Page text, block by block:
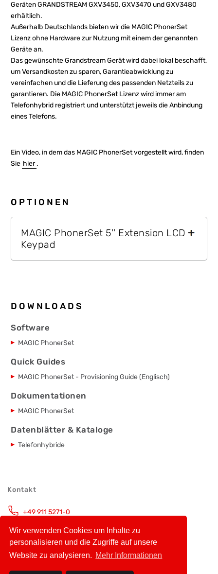
Wir verwenden Cookies um Inhalte zu
personalisieren und die Zugriffe auf unsere
Website zu analysieren. Mehr Informationen
Geräten GRANDSTREAM GXV3450, GXV3470 und GXV3480
erhältlich.
Außerhalb Deutschlands bieten wir die MAGIC PhonerSet
Lizenz ohne Hardware zur Nutzung mit einem der genannten
Geräte an.
Das gewünschte Grandstream Gerät wird dabei lokal beschafft,
um Versandkosten zu sparen, Garantieabwicklung zu
vereinfachen und die Lieferung des passenden Netzteils zu
garantieren. Die MAGIC PhonerSet Lizenz wird immer am
Telefonhybrid registriert und unterstützt jeweils die Anbindung
eines Telefons.
Ein Video, in dem das MAGIC PhonerSet vorgestellt wird, finden
Sie hier .
OPTIONEN
MAGIC PhonerSet 5'' Extension LCD
Keypad
DOWNLOADS
Software
MAGIC PhonerSet
Quick Guides
MAGIC PhonerSet - Provisioning Guide (Englisch)
Dokumentationen
MAGIC PhonerSet
Datenblätter & Kataloge
Telefonhybride
Kontakt
+49 911 5271-0
info@avt-nbg.de